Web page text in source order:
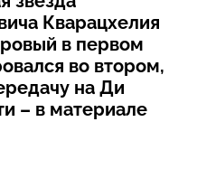
Кварацхелия
в первом
во втором,
на Ди
– в материале